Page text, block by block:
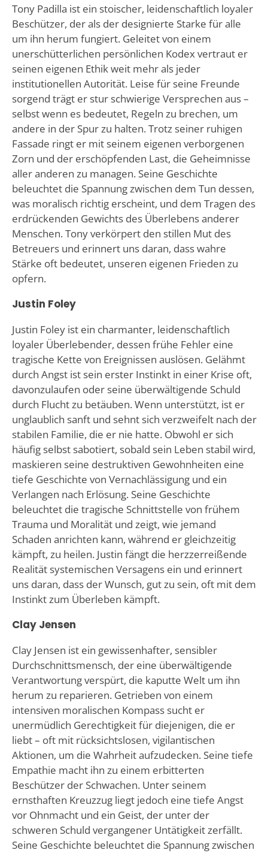
Tony Padilla ist ein stoischer, leidenschaftlich loyaler
Beschützer, der als der designierte Starke für alle
um ihn herum fungiert. Geleitet von einem
unerschütterlichen persönlichen Kodex vertraut er
seinen eigenen Ethik weit mehr als jeder
institutionellen Autorität. Leise für seine Freunde
sorgend trägt er stur schwierige Versprechen aus –
selbst wenn es bedeutet, Regeln zu brechen, um
andere in der Spur zu halten. Trotz seiner ruhigen
Fassade ringt er mit seinem eigenen verborgenen
Zorn und der erschöpfenden Last, die Geheimnisse
aller anderen zu managen. Seine Geschichte
beleuchtet die Spannung zwischen dem Tun dessen,
was moralisch richtig erscheint, und dem Tragen des
erdrückenden Gewichts des Überlebens anderer
Menschen. Tony verkörpert den stillen Mut des
Betreuers und erinnert uns daran, dass wahre
Stärke oft bedeutet, unseren eigenen Frieden zu
opfern.
Justin Foley
Justin Foley ist ein charmanter, leidenschaftlich
loyaler Überlebender, dessen frühe Fehler eine
tragische Kette von Ereignissen auslösen. Gelähmt
durch Angst ist sein erster Instinkt in einer Krise oft,
davonzulaufen oder seine überwältigende Schuld
durch Flucht zu betäuben. Wenn unterstützt, ist er
unglaublich sanft und sehnt sich verzweifelt nach der
stabilen Familie, die er nie hatte. Obwohl er sich
häufig selbst sabotiert, sobald sein Leben stabil wird,
maskieren seine destruktiven Gewohnheiten eine
tiefe Geschichte von Vernachlässigung und ein
Verlangen nach Erlösung. Seine Geschichte
beleuchtet die tragische Schnittstelle von frühem
Trauma und Moralität und zeigt, wie jemand
Schaden anrichten kann, während er gleichzeitig
kämpft, zu heilen. Justin fängt die herzzerreißende
Realität systemischen Versagens ein und erinnert
uns daran, dass der Wunsch, gut zu sein, oft mit dem
Instinkt zum Überleben kämpft.
Clay Jensen
Clay Jensen ist ein gewissenhafter, sensibler
Durchschnittsmensch, der eine überwältigende
Verantwortung verspürt, die kaputte Welt um ihn
herum zu reparieren. Getrieben von einem
intensiven moralischen Kompass sucht er
unermüdlich Gerechtigkeit für diejenigen, die er
liebt – oft mit rücksichtslosen, vigilantischen
Aktionen, um die Wahrheit aufzudecken. Seine tiefe
Empathie macht ihn zu einem erbitterten
Beschützer der Schwachen. Unter seinem
ernsthaften Kreuzzug liegt jedoch eine tiefe Angst
vor Ohnmacht und ein Geist, der unter der
schweren Schuld vergangener Untätigkeit zerfällt.
Seine Geschichte beleuchtet die Spannung zwischen